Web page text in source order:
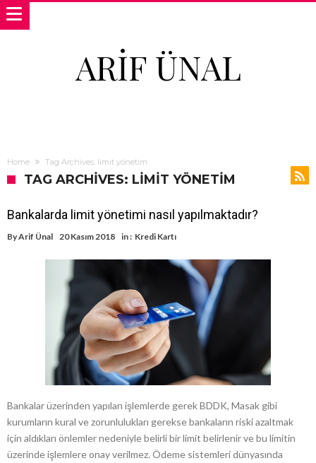
ARIF ÜNAL
Home Tag Archives: limit yönetim
TAG ARCHIVES: LIMIT YÖNETIM
Bankalarda limit yönetimi nasıl yapılmaktadır?
ByArif Ünal 20 Kasım 2018 in : Kredi Kartı
Bankalar üzerinden yapılan işlemlerde gerek BDDK, Masak gibi
kurumların kural ve zorunlulukları gerekse bankaların riski azaltmak
için aldıkları önlemler nedeniyle belirli bir limit belirlenir ve bu limitin
üzerinde işlemlere onay verilmez. Ödeme sistemleri dünyasında